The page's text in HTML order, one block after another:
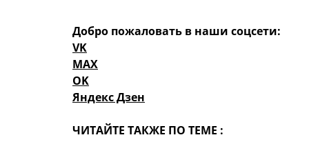
Добро пожаловать в наши соцсети:
VK
MAX
OK
Яндекс Дзен
ЧИТАЙТЕ ТАКЖЕ ПО ТЕМЕ :